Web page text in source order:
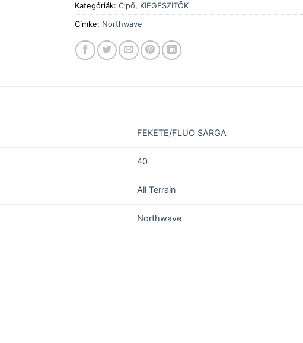
Kategóriák: Cipő, KIEGÉSZÍTŐK
Címke: Northwave
FEKETE/FLUO SÁRGA
40
All Terrain
Northwave